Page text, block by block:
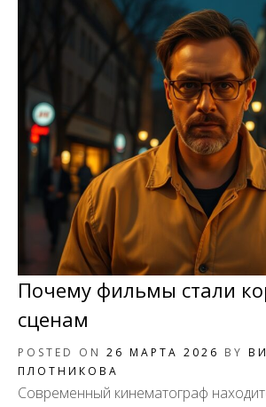
Почему фильмы стали
сценам
POSTED ON 26 МАРТА 2026 BY
ПЛОТНИКОВА
Современный кинематограф